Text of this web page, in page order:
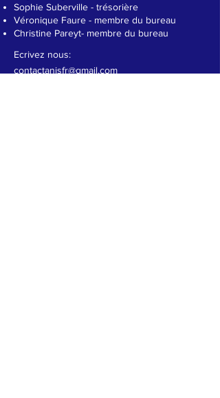
Sophie Suberville - trésorière
Véronique Faure - membre du bureau
Christine Pareyt- membre du bureau
Ecrivez nous:
contactanisfr@gmail.com